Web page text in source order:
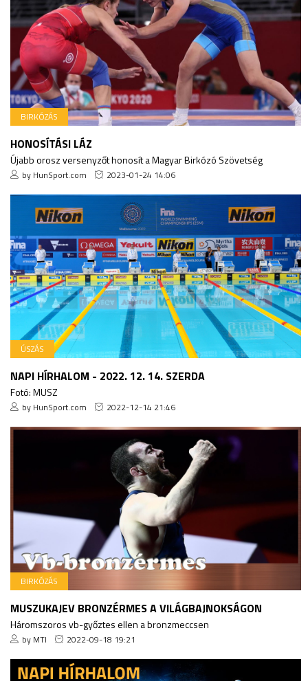
BIRKÓZÁS
HONOSÍTÁSI LÁZ
Újabb orosz versenyzőt honosít a Magyar Birkózó Szövetség
by HunSport.com 2023-01-24 14:06
ÚSZÁS
NAPI HÍRHALOM - 2022. 12. 14. SZERDA
Fotó: MUSZ
by HunSport.com 2022-12-14 21:46
BIRKÓZÁS
MUSZUKAJEV BRONZÉRMES A VILÁGBAJNOKSÁGON
Háromszoros vb-győztes ellen a bronzmeccsen
by MTI 2022-09-18 19:21